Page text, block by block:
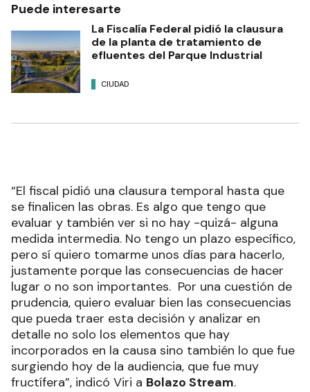
Puede interesarte
La Fiscalía Federal pidió la clausura
de la planta de tratamiento de
efluentes del Parque Industrial
CIUDAD
“El fiscal pidió una clausura temporal hasta que
se finalicen las obras. Es algo que tengo que
evaluar y también ver si no hay -quizá- alguna
medida intermedia. No tengo un plazo específico,
pero sí quiero tomarme unos días para hacerlo,
justamente porque las consecuencias de hacer
lugar o no son importantes. Por una cuestión de
prudencia, quiero evaluar bien las consecuencias
que pueda traer esta decisión y analizar en
detalle no solo los elementos que hay
incorporados en la causa sino también lo que fue
surgiendo hoy de la audiencia, que fue muy
fructífera”, indicó Viri a Bolazo Stream.